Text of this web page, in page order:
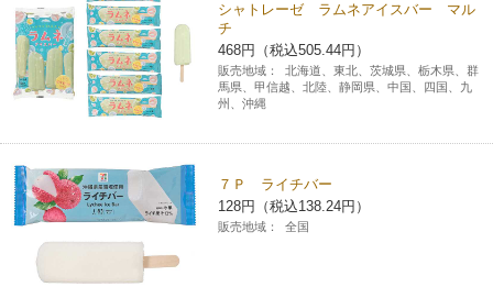
シャトレーゼ ラムネアイスバー マル
チ
468円（税込505.44円）
販売地域：
北海道、東北、茨城県、栃木県、群
馬県、甲信越、北陸、静岡県、中国、四国、九
州、沖縄
７Ｐ ライチバー
128円（税込138.24円）
販売地域： 全国